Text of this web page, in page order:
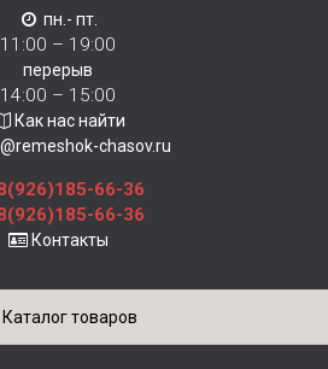
пн.- пт.
11:00 – 19:00
перерыв
14:00 – 15:00
Как нас найти
chasov.ru
66-36
66-36
Контакты
товаров